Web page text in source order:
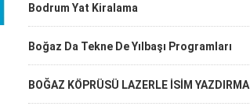
Bodrum Yat Kiralama
Boğaz Da Tekne De Yılbaşı Programları
BOĞAZ KÖPRÜSÜ LAZERLE İSİM YAZDIRMA